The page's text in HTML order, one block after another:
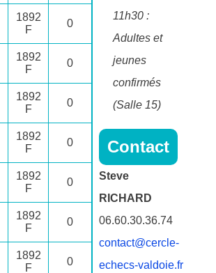
1892
F
0
1892
F
0
1892
F
0
1892
F
0
1892
F
0
1892
F
0
1892
F
0
11h30 :
Adultes et
jeunes
confirmés
(Salle 15)
Contact
Steve
RICHARD
06.60.30.36.74
contact@cercle-
echecs-valdoie.fr